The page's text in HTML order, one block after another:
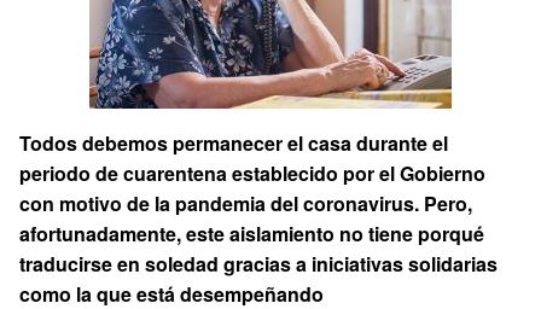
Todos debemos permanecer el casa durante el
periodo de cuarentena establecido por el Gobierno
con motivo de la pandemia del coronavirus. Pero,
afortunadamente, este aislamiento no tiene porqué
traducirse en soledad gracias a iniciativas solidarias
como la que está desempeñando